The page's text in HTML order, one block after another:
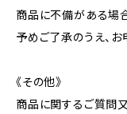
商品に不備がある場
予めご了承のうえ、
《その他》
商品に関するご質問